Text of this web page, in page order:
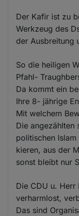
Der Kafir ist zu
Werkzeug des
der Ausbreitung
So die heiligen
Pfahl-
Da kommt ein
Ihre 8- jährige
Mit welchem
Die angezählten
politischen
kieren, aus der
sonst bleibt nur
Die CDU u. Herr
verharmlost,
Das sind